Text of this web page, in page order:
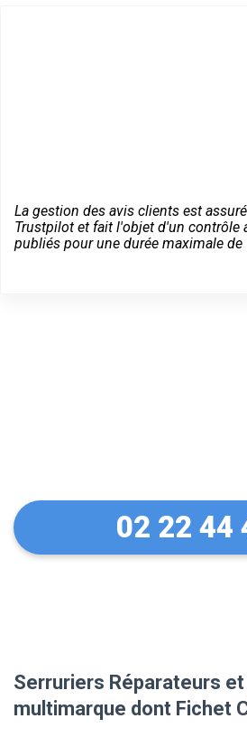
La gestion des avis clients est
Trustpilot et fait l'objet d'un contrôle
publiés pour une durée maximale de
02 22 44
Serruriers Réparateurs
multimarque dont Fichet